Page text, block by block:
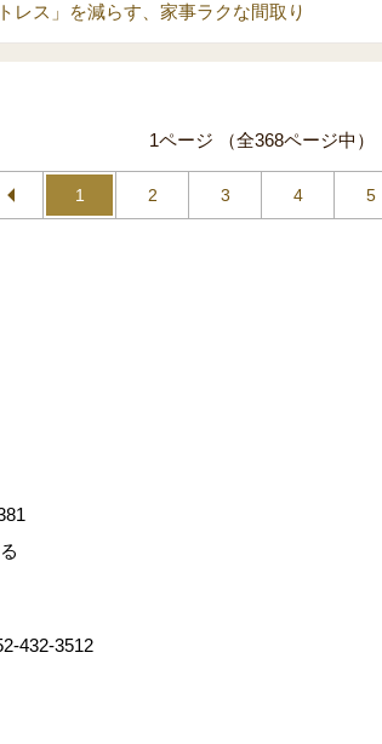
レス」を減らす、家事ラクな間取り
1ページ （全368ページ中）
1 2 3 4 5
432-3512